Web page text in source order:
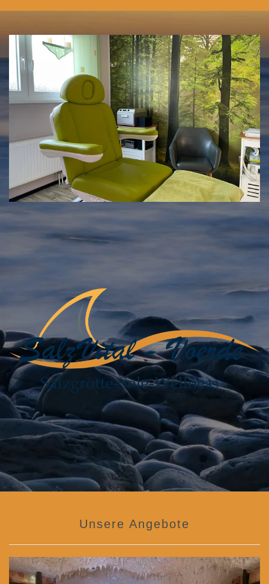
Unsere Angebote